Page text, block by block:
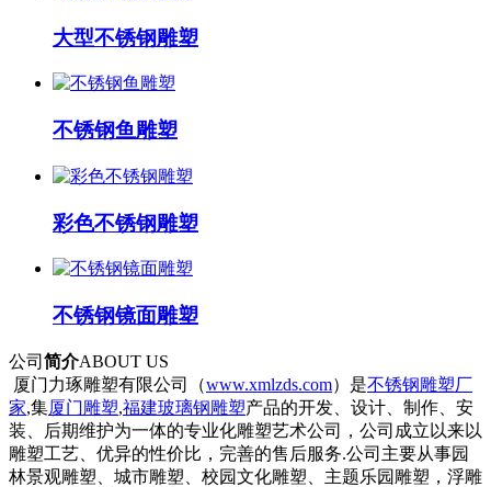
大型不锈钢雕塑
不锈钢鱼雕塑
彩色不锈钢雕塑
不锈钢镜面雕塑
公司 简介ABOUT US
厦门力琢雕塑有限公司（www.xmlzds.com）是不锈钢雕塑厂
家,集厦门雕塑,福建玻璃钢雕塑产品的开发、设计、制作、安
装、后期维护为一体的专业化雕塑艺术公司，公司成立以来以
雕塑工艺、优异的性价比，完善的售后服务.公司主要从事园
林景观雕塑、城市雕塑、校园文化雕塑、主题乐园雕塑，浮雕